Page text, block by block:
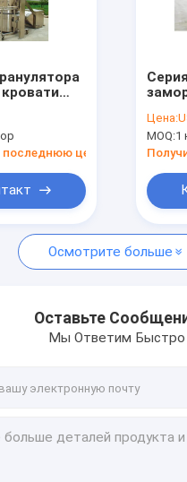
мы
цитату
штранг-прессования ленты
серии
цену
Цена:
MOQ:1
Осмотрите больше
Оставьте
Мы Ответим Быстро